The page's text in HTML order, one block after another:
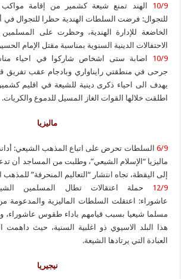
10/9
الهند تمنع شيعة كشمير من إقامة
للتجوال: فرضت السلطات الهندية حظرا للتجوال في
الخاضعة للإدارة الهندية، وحظرت على
الاحتفالات الدينية السنوية بمناسبة مقتل الإمام
10/9 اصابة ستى اشخاص شاركوا في احياء
جرحى في منطقتي رايناواري وبادجام عقب تفريق
يهدف الى احياء ذكرى دينية للشيعة في اقليم
اطلقت خلالها القوات الغاز المسيل للدموع والكريات.
ماليزيا
6/9 السلطات تحرض على اتباع المذهب الشيعي:
ماليزيا “الإسلام الشيعي”، وطلبت من المساجد أن
إلى اليقظة، تجاه انتشار “التعاليم المنحرفة”
12/9
حملة اعتقالات تطال المسلمين
مسلما شيعيا بسبب قيامهم باداء طقوس عاشوراء،
هذا البلد الاسيوي ذو اغلبية السنية، حيث داهمت
العبادة التي يرتادها الشيعة.
نيجيريا